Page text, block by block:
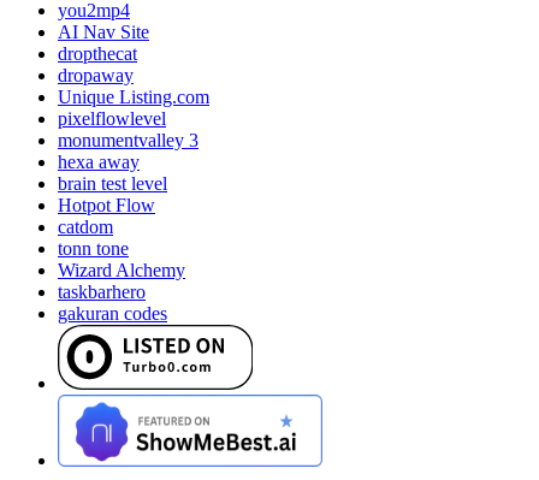
you2mp4
AI Nav Site
dropthecat
dropaway
Unique Listing.com
pixelflowlevel
monumentvalley 3
hexa away
brain test level
Hotpot Flow
catdom
tonn tone
Wizard Alchemy
taskbarhero
gakuran codes